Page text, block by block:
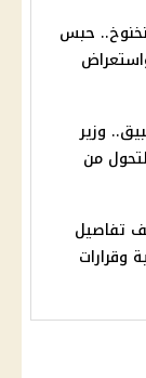
حبس
وزير
من
تفاصيل
وقرارات